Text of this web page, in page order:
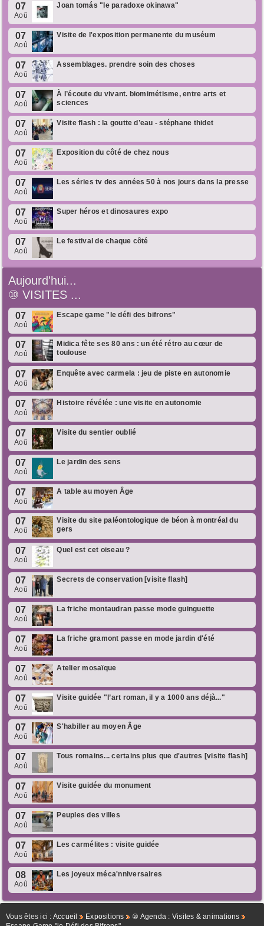
07
Aoû
Joan tomás "le paradoxe okinawa"
07
Aoû
Visite de l'exposition permanente du muséum
07
Aoû
Assemblages. prendre soin des choses
07
Aoû
À l’écoute du vivant. biomimétisme, entre arts et
sciences
07
Aoû
Visite flash : la goutte d’eau - stéphane thidet
07
Aoû
Exposition du côté de chez nous
07
Aoû
Les séries tv des années 50 à nos jours dans la presse
07
Aoû
Super héros et dinosaures expo
07
Aoû
Le festival de chaque côté
Aujourd'hui...
⑩VISITES ...
07
Aoû
Escape game "le défi des bifrons"
07
Aoû
Midica fête ses 80 ans : un été rétro au cœur de
toulouse
07
Aoû
Enquête avec carmela : jeu de piste en autonomie
07
Aoû
Histoire révélée : une visite en autonomie
07
Aoû
Visite du sentier oublié
07
Aoû
Le jardin des sens
07
Aoû
A table au moyen Âge
07
Aoû
Visite du site paléontologique de béon à montréal du
gers
07
Aoû
Quel est cet oiseau ?
07
Aoû
Secrets de conservation [visite flash]
07
Aoû
La friche montaudran passe mode guinguette
07
Aoû
La friche gramont passe en mode jardin d'été
07
Aoû
Atelier mosaïque
07
Aoû
Visite guidée "l’art roman, il y a 1000 ans déjà..."
07
Aoû
S'habiller au moyen Âge
07
Aoû
Tous romains... certains plus que d'autres [visite flash]
07
Aoû
Visite guidée du monument
07
Aoû
Peuples des villes
07
Aoû
Les carmélites : visite guidée
08
Aoû
Les joyeux méca'nniversaires
Vous êtes ici : Accueil Expositions
⑩ Agenda : Visites & animations